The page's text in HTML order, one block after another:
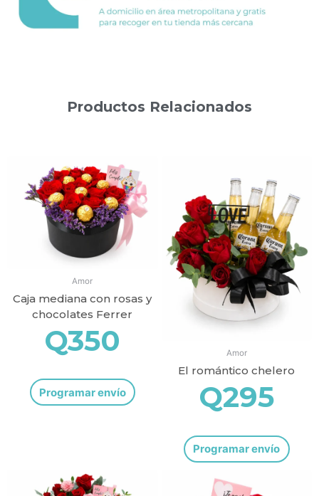
Productos Relacionados
Amor
Caja mediana con rosas y
chocolates Ferrer
Q350
Programar envío
Amor
El romántico chelero
Q295
Programar envío